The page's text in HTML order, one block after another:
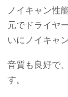
ノイキャン性
元でドライヤ
いにノイキャ
音質も良好で
す。